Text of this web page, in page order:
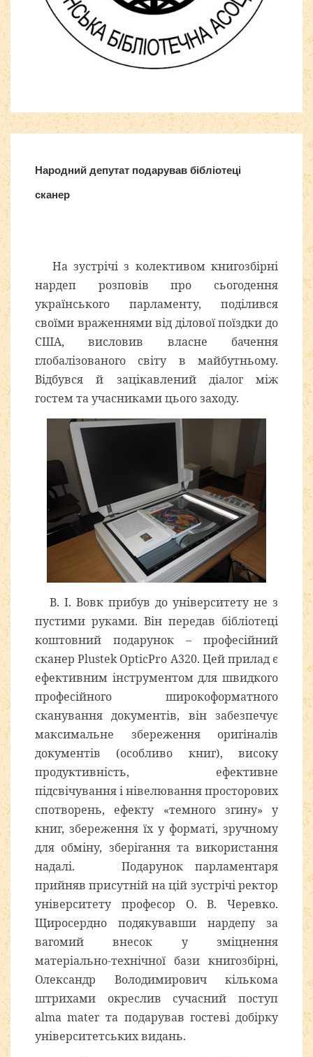
Народний депутат подарував бібліотеці
сканер
На зустрічі з колективом книгозбірні
нардеп розповів про сьогодення
українського парламенту, поділився
своїми враженнями від ділової поїздки до
США, висловив власне бачення
глобалізованого світу в майбутньому.
Відбувся й зацікавлений діалог між
гостем та учасниками цього заходу.
В. І. Вовк прибув до університету не з
пустими руками. Він передав бібліотеці
коштовний подарунок – професійний
сканер Plustek OpticPro A320. Цей прилад є
ефективним інструментом для швидкого
професійного широкоформатного
сканування документів, він забезпечує
максимальне збереження оригіналів
документів (особливо книг), високу
продуктивність, ефективне
підсвічування і нівелювання просторових
спотворень, ефекту «темного згину» у
книг, збереження їх у форматі, зручному
для обміну, зберігання та використання
надалі. Подарунок парламентаря
прийняв присутній на цій зустрічі ректор
університету професор О. В. Черевко.
Щиросердно подякувавши нардепу за
вагомий внесок у зміцнення
матеріально-технічної бази книгозбірні,
Олександр Володимирович кількома
штрихами окреслив сучасний поступ
alma mater та подарував гостеві добірку
університетських видань.